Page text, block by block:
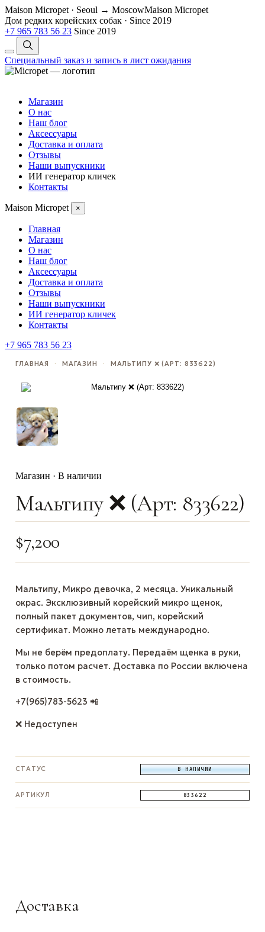
Maison Micropet · Seoul → MoscowMaison Micropet
Дом редких корейских собак · Since 2019
+7 965 783 56 23 Since 2019
Специальный заказ и запись в лист ожидания
Магазин
О нас
Наш блог
Аксессуары
Доставка и оплата
Отзывы
Наши выпускники
ИИ генератор кличек
Контакты
Maison Micropet ×
Главная
Магазин
О нас
Наш блог
Аксессуары
Доставка и оплата
Отзывы
Наши выпускники
ИИ генератор кличек
Контакты
+7 965 783 56 23
ГЛАВНАЯ · МАГАЗИН · МАЛЬТИПУ ❌ (АРТ: 833622)
Магазин · В наличии
Мальтипу ❌ (Арт: 833622)
$7,200
Мальтипу, Микро девочка, 2 месяца. Уникальный
окрас. Эксклюзивный корейский микро щенок,
полный пакет документов, чип, корейский
сертификат. Можно летать международно.
Мы не берём предоплату. Передаём щенка в руки,
только потом расчет. Доставка по России включена
в стоимость.
+7(965)783-5623 📲
❌ Недоступен
СТАТУС В НАЛИЧИИ
АРТИКУЛ 833622
Доставка